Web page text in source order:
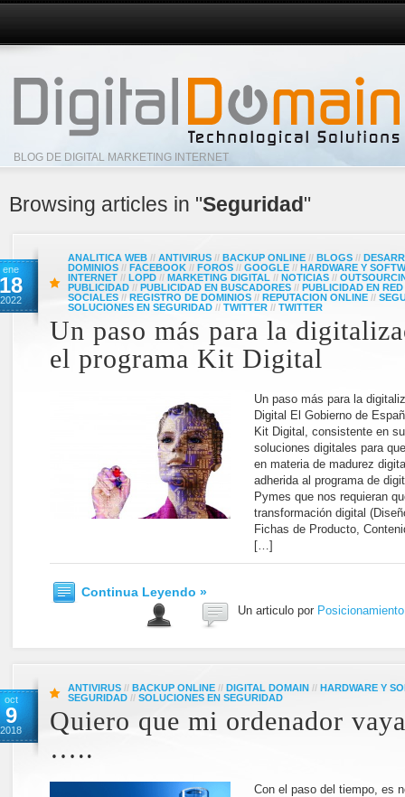
BLOG DE DIGITAL MARKETING INTERNET
Browsing articles in "Seguridad"
ene
18
2022
ANALITICA WEB // ANTIVIRUS // BACKUP ONLINE // BLOGS //
DOMINIOS // FACEBOOK // FOROS // GOOGLE // HARDWARE Y
INTERNET // LOPD // MARKETING DIGITAL // NOTICIAS //
PUBLICIDAD // PUBLICIDAD EN BUSCADORES // PUBLICIDAD EN
SOCIALES // REGISTRO DE DOMINIOS // REPUTACION ONLINE //
SOLUCIONES EN SEGURIDAD // TWITTER // TWITTER
Un paso más para la
el programa Kit Digital
Un paso más para la
Digital El Gobierno de
Kit Digital, consistente en
soluciones digitales para
en materia de madurez
adherida al programa de
Pymes que nos requieran
transformación digital
Fichas de Producto,
[…]
Continua Leyendo »
Un articulo por
oct
9
2018
ANTIVIRUS // BACKUP ONLINE // DIGITAL DOMAIN // HARDWARE Y
SEGURIDAD // SOLUCIONES EN SEGURIDAD
Quiero que mi ordenador
…..
Con el paso del tiempo, es